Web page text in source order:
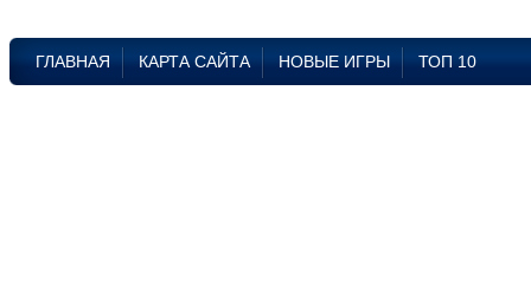
ГЛАВНАЯ КАРТА САЙТА НОВЫЕ ИГРЫ ТОП 10